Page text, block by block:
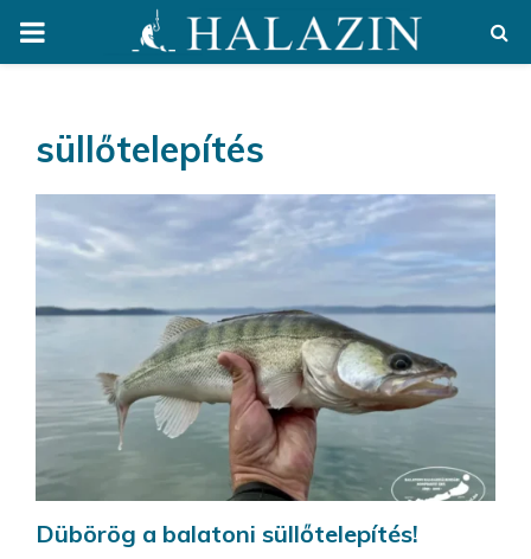
PRIMARY
süllőtelepítés
Dübörög a balatoni süllőtelepítés!